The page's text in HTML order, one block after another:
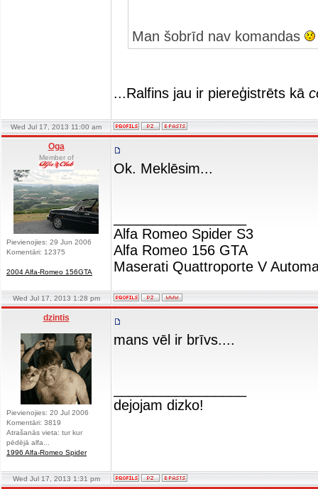
Man šobrīd nav komandas
...Ralfins jau ir piereģistrēts kā
Wed Jul 17, 2013 11:00 am
Oga
Member of
Pievienojies: 29 Jun 2006
Komentāri: 12375
2004 Alfa-Romeo 156GTA
Ok. Meklēsim...
Alfa Romeo Spider S3
Alfa Romeo 156 GTA
Maserati Quattroporte V
Wed Jul 17, 2013 1:28 pm
dzintis
Pievienojies: 20 Jul 2006
Komentāri: 3819
Atrašanās vieta: tur kur
pēdējā alfa...
1996 Alfa-Romeo Spider
mans vēl ir brīvs....
dejojam dizko!
Wed Jul 17, 2013 1:31 pm